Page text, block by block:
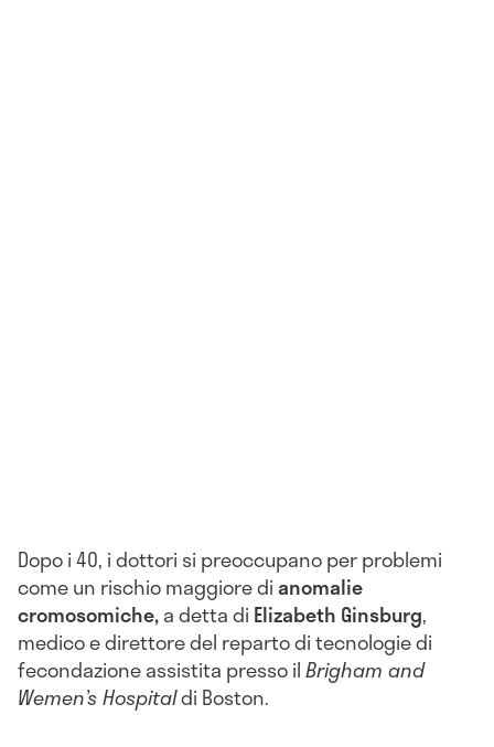
Dopo i 40, i dottori si preoccupano per problemi
come un rischio maggiore dianomalie
cromosomiche,a detta di Elizabeth Ginsburg,
medico e direttore del reparto di tecnologie di
fecondazione assistita presso ilBrigham and
Wemen’s Hospitaldi Boston.